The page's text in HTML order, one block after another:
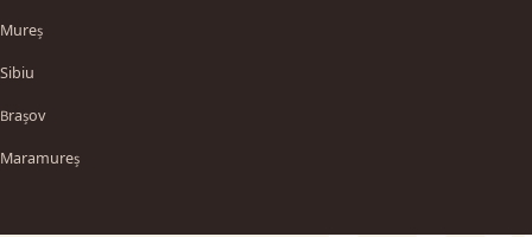
Mureș
Sibiu
Brașov
Maramureș